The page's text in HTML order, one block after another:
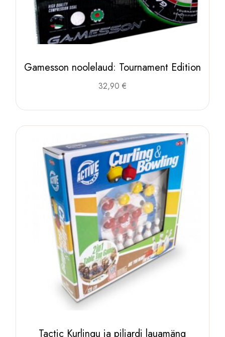
Gamesson noolelaud: Tournament Edition
32,90 €
Tactic Kurlingu ja piljardi lauamäng